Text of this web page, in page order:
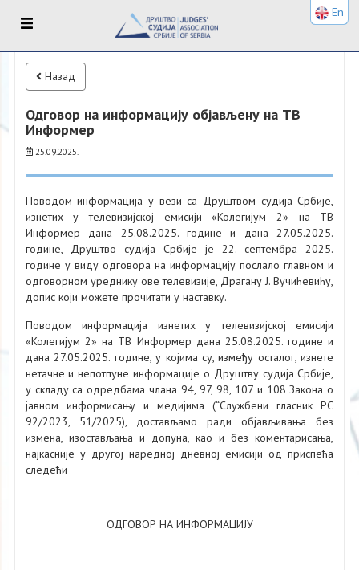
Назад
Одговор на информацију објављену на ТВ
Информер
25.09.2025.
Поводом информација у вези са Друштвом судија Србије,
изнетих у телевизијској емисији «Колегијум 2» на ТВ
Информер дана 25.08.2025. године и дана 27.05.2025.
године, Друштво судија Србије је 22. септембра 2025.
године у виду одговора на информацију послало главном и
одговорном уреднику ове телевизије, Драгану Ј. Вучићевићу,
допис који можете прочитати у наставку.
Поводом информација изнетих у телевизијској емисији
«Колегијум 2» на ТВ Информер дана 25.08.2025. године и
дана 27.05.2025. године, у којима су, између осталог, изнете
нетачне и непотпуне информације о Друштву судија Србије,
у складу са одредбама члана 94, 97, 98, 107 и 108 Закона о
јавном информисању и медијима (“Службени гласник РС
92/2023, 51/2025), достављамо ради објављивања без
измена, изостављања и допуна, као и без коментарисања,
најкасније у другој наредној дневној емисији од приспећа
следећи
ОДГОВОР НА ИНФОРМАЦИЈУ
En